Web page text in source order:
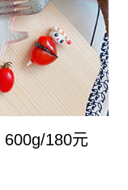
600g/180元